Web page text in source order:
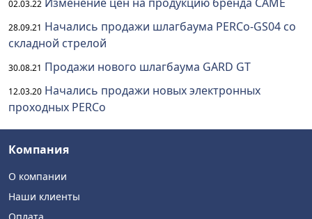
02.03.22
28.09.21 Начались продажи шлагбаума PERCo-GS04 со
складной стрелой
30.08.21 Продажи нового шлагбаума GARD GT
12.03.20 Начались продажи новых электронных
проходных PERCo
Компания
О компании
Наши клиенты